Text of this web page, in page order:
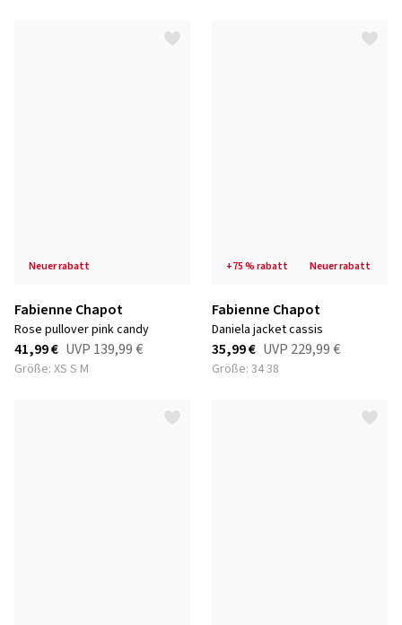
neuer rabatt
Fabienne Chapot
rose pullover pink candy
41,99 € UVP 139,99 €
Größe: XS S M
+75 % rabatt neuer rabatt
Fabienne Chapot
daniela jacket cassis
35,99 € UVP 229,99 €
Größe: 34 38